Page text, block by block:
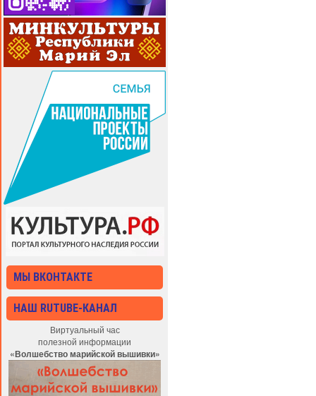
МЫ ВКОНТАКТЕ
НАШ RUTUBE-КАНАЛ
Виртуальный час
полезной информации
«Волшебство марийской вышивки»